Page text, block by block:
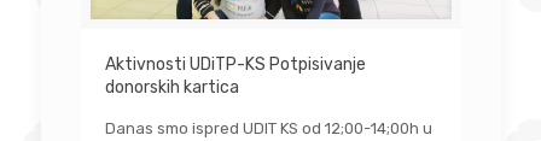
Aktivnosti UDiTP-KS Potpisivanje
donorskih kartica
Danas smo ispred UDIT KS od 12;00-14;00h u